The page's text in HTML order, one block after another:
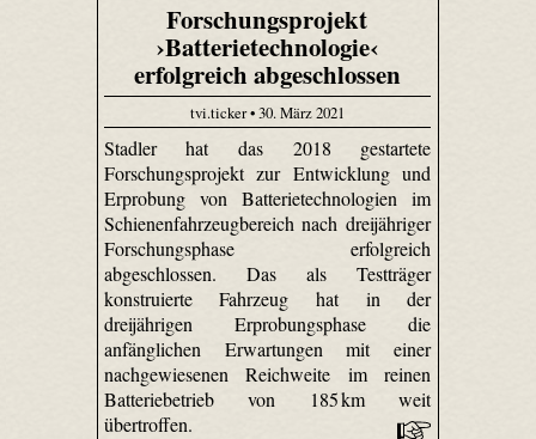
Forschungsprojekt
›Batterietechnologie‹
erfolgreich abgeschlossen
tvi.ticker • 30. März 2021
Stadler hat das 2018 gestartete
Forschungsprojekt zur Entwicklung und
Erprobung von Batterietechnologien im
Schienenfahrzeugbereich nach dreijähriger
Forschungsphase erfolgreich
abgeschlossen. Das als Testträger
konstruierte Fahrzeug hat in der
dreijährigen Erprobungsphase die
anfänglichen Erwartungen mit einer
nachgewiesenen Reichweite im reinen
Batteriebetrieb von 185 km weit
übertroffen.